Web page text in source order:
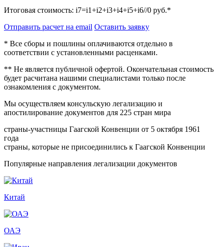
Итоговая стоимость: i7=i1+i2+i3+i4+i5+i6//0 руб.*
Отправить расчет на email Оставить заявку
* Все сборы и пошлины оплачиваются отдельно в
соответствии с установленными расценками.
** Не является публичной офертой. Окончательная стоимость
будет расчитана нашими специалистами только после
ознакомления с документом.
Мы осуществляем консульскую легализацию и
апостилирование документов для 225 стран мира
страны-участницы Гаагской Конвенции от 5 октября 1961
года
страны, которые не присоединились к Гаагской Конвенции
Популярные направления легализации документов
Китай
ОАЭ